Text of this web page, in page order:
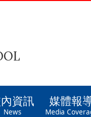
資訊
News
媒體報
Media